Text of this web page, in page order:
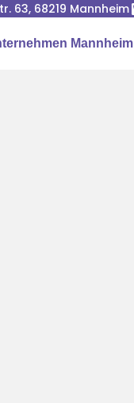
63, 68219 Mannheim
Mannheim